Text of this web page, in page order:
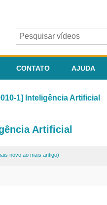
CONTATO AJUDA
1] Inteligência Artificial
Artificial
novo ao mais antigo)